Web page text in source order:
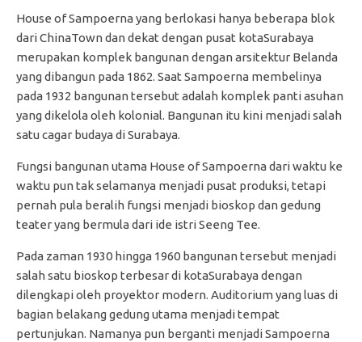
House of Sampoerna yang berlokasi hanya beberapa blok
dari ChinaTown dan dekat dengan pusat kotaSurabaya
merupakan komplek bangunan dengan arsitektur Belanda
yang dibangun pada 1862. Saat Sampoerna membelinya
pada 1932 bangunan tersebut adalah komplek panti asuhan
yang dikelola oleh kolonial. Bangunan itu kini menjadi salah
satu cagar budaya di Surabaya.
Fungsi bangunan utama House of Sampoerna dari waktu ke
waktu pun tak selamanya menjadi pusat produksi, tetapi
pernah pula beralih fungsi menjadi bioskop dan gedung
teater yang bermula dari ide istri Seeng Tee.
Pada zaman 1930 hingga 1960 bangunan tersebut menjadi
salah satu bioskop terbesar di kotaSurabaya dengan
dilengkapi oleh proyektor modern. Auditorium yang luas di
bagian belakang gedung utama menjadi tempat
pertunjukan. Namanya pun berganti menjadi Sampoerna